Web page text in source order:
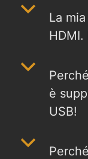
b
La
HDMI.
b
è
USB!
b